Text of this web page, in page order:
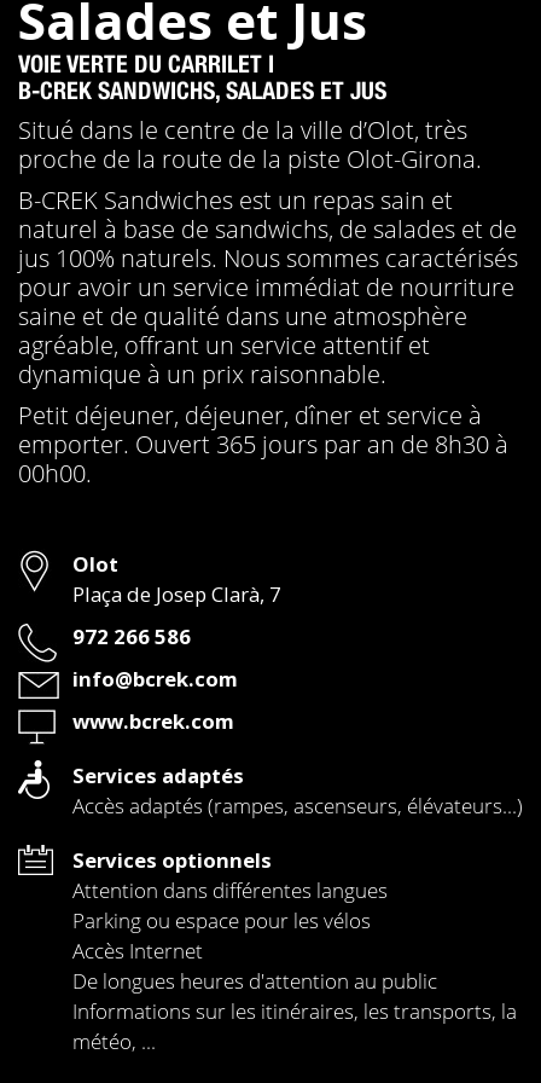
Salades et Jus
VOIE VERTE DU CARRILET I
B-CREK SANDWICHS, SALADES ET JUS
Situé dans le centre de la ville d’Olot, très
proche de la route de la piste Olot-Girona.
B-CREK Sandwiches est un repas sain et
naturel à base de sandwichs, de salades et de
jus 100% naturels. Nous sommes caractérisés
pour avoir un service immédiat de nourriture
saine et de qualité dans une atmosphère
agréable, offrant un service attentif et
dynamique à un prix raisonnable.
Petit déjeuner, déjeuner, dîner et service à
emporter. Ouvert 365 jours par an de 8h30 à
00h00.
Adresse
Olot
Plaça de Josep Clarà, 7
Téléphone
972 266 586
Email
info@bcrek.com
Web
www.bcrek.com
Services adaptés
Accès adaptés (rampes, ascenseurs, élévateurs...)
Services optionnels
Attention dans différentes langues
Parking ou espace pour les vélos
Accès Internet
De longues heures d'attention au public
Informations sur les itinéraires, les transports, la
météo, ...